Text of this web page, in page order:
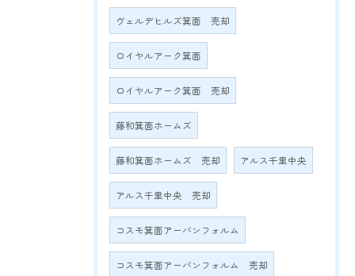
ヴェルデヒルズ箕面 売却
ロイヤルアーク箕面
ロイヤルアーク箕面 売却
藤和箕面ホームズ
藤和箕面ホームズ 売却 アルス千里中央
アルス千里中央 売却
コスモ箕面アーバンフォルム
コスモ箕面アーバンフォルム 売却